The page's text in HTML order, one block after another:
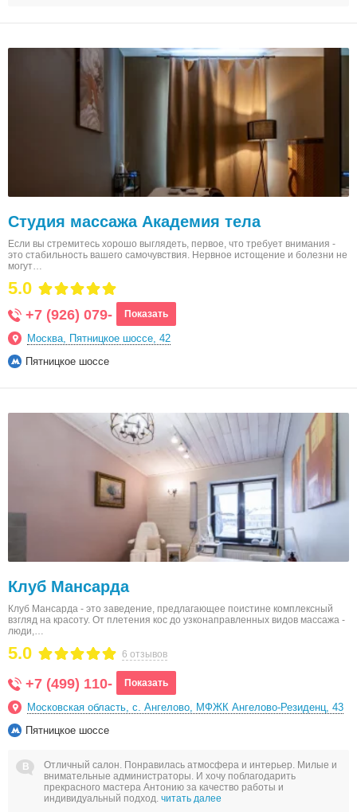
Студия массажа Академия тела
Если вы стремитесь хорошо выглядеть, первое, что требует внимания -
это стабильность вашего самочувствия. Нервное истощение и болезни не
могут…
5.0
+7 (926) 079- Показать
Москва, Пятницкое шоссе, 42
Пятницкое шоссе
Клуб Мансарда
Клуб Мансарда - это заведение, предлагающее поистине комплексный
взгляд на красоту. От плетения кос до узконаправленных видов массажа -
люди,…
6 отзывов
5.0
+7 (499) 110- Показать
Московская область, с. Ангелово, МФЖК Ангелово-Резиденц, 43
Пятницкое шоссе
Отличный салон. Понравилась атмосфера и интерьер. Милые и
внимательные администраторы. И хочу поблагодарить
прекрасного мастера Антонию за качество работы и
индивидуальный подход. читать далее